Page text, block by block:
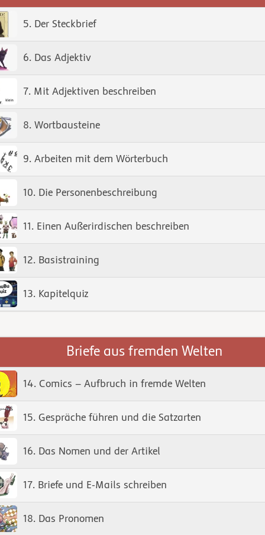
5. Der Steckbrief
6. Das Adjektiv
7. Mit Adjektiven beschreiben
8. Wortbausteine
9. Arbeiten mit dem Wörterbuch
10. Die Personenbeschreibung
11. Einen Außerirdischen beschreiben
12. Basistraining
13. Kapitelquiz
Briefe aus fremden Welten
14. Comics – Aufbruch in fremde Welten
15. Gespräche führen und die Satzarten
16. Das Nomen und der Artikel
17. Briefe und E-Mails schreiben
18. Das Pronomen